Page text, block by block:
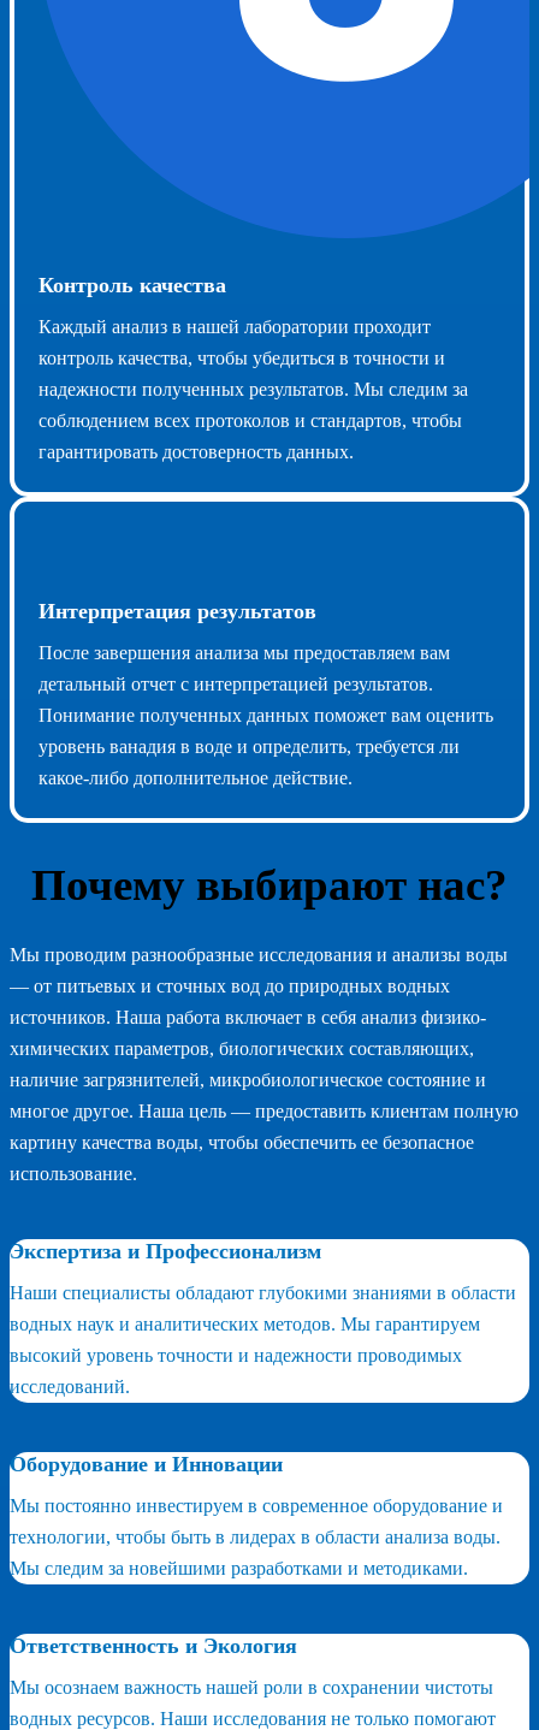
Контроль качества
Каждый анализ в нашей лаборатории проходит
контроль качества, чтобы убедиться в точности и
надежности полученных результатов. Мы следим за
соблюдением всех протоколов и стандартов, чтобы
гарантировать достоверность данных.
Интерпретация результатов
После завершения анализа мы предоставляем вам
детальный отчет с интерпретацией результатов.
Понимание полученных данных поможет вам оценить
уровень ванадия в воде и определить, требуется ли
какое-либо дополнительное действие.
Почему выбирают нас?
Мы проводим разнообразные исследования и анализы воды
— от питьевых и сточных вод до природных водных
источников. Наша работа включает в себя анализ физико-
химических параметров, биологических составляющих,
наличие загрязнителей, микробиологическое состояние и
многое другое. Наша цель — предоставить клиентам полную
картину качества воды, чтобы обеспечить ее безопасное
использование.
Экспертиза и Профессионализм
Наши специалисты обладают глубокими знаниями в области
водных наук и аналитических методов. Мы гарантируем
высокий уровень точности и надежности проводимых
исследований.
Оборудование и Инновации
Мы постоянно инвестируем в современное оборудование и
технологии, чтобы быть в лидерах в области анализа воды.
Мы следим за новейшими разработками и методиками.
Ответственность и Экология
Мы осознаем важность нашей роли в сохранении чистоты
водных ресурсов. Наши исследования не только помогают